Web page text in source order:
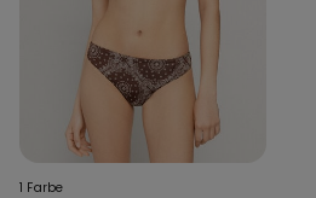
1 Farbe